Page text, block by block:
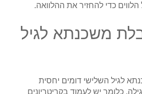
כדי להחזיר את ההלוואה.
משכנתא לגיל
לגיל השלישי דומים יחסית
כלומר יש לעמוד בקריטריונים